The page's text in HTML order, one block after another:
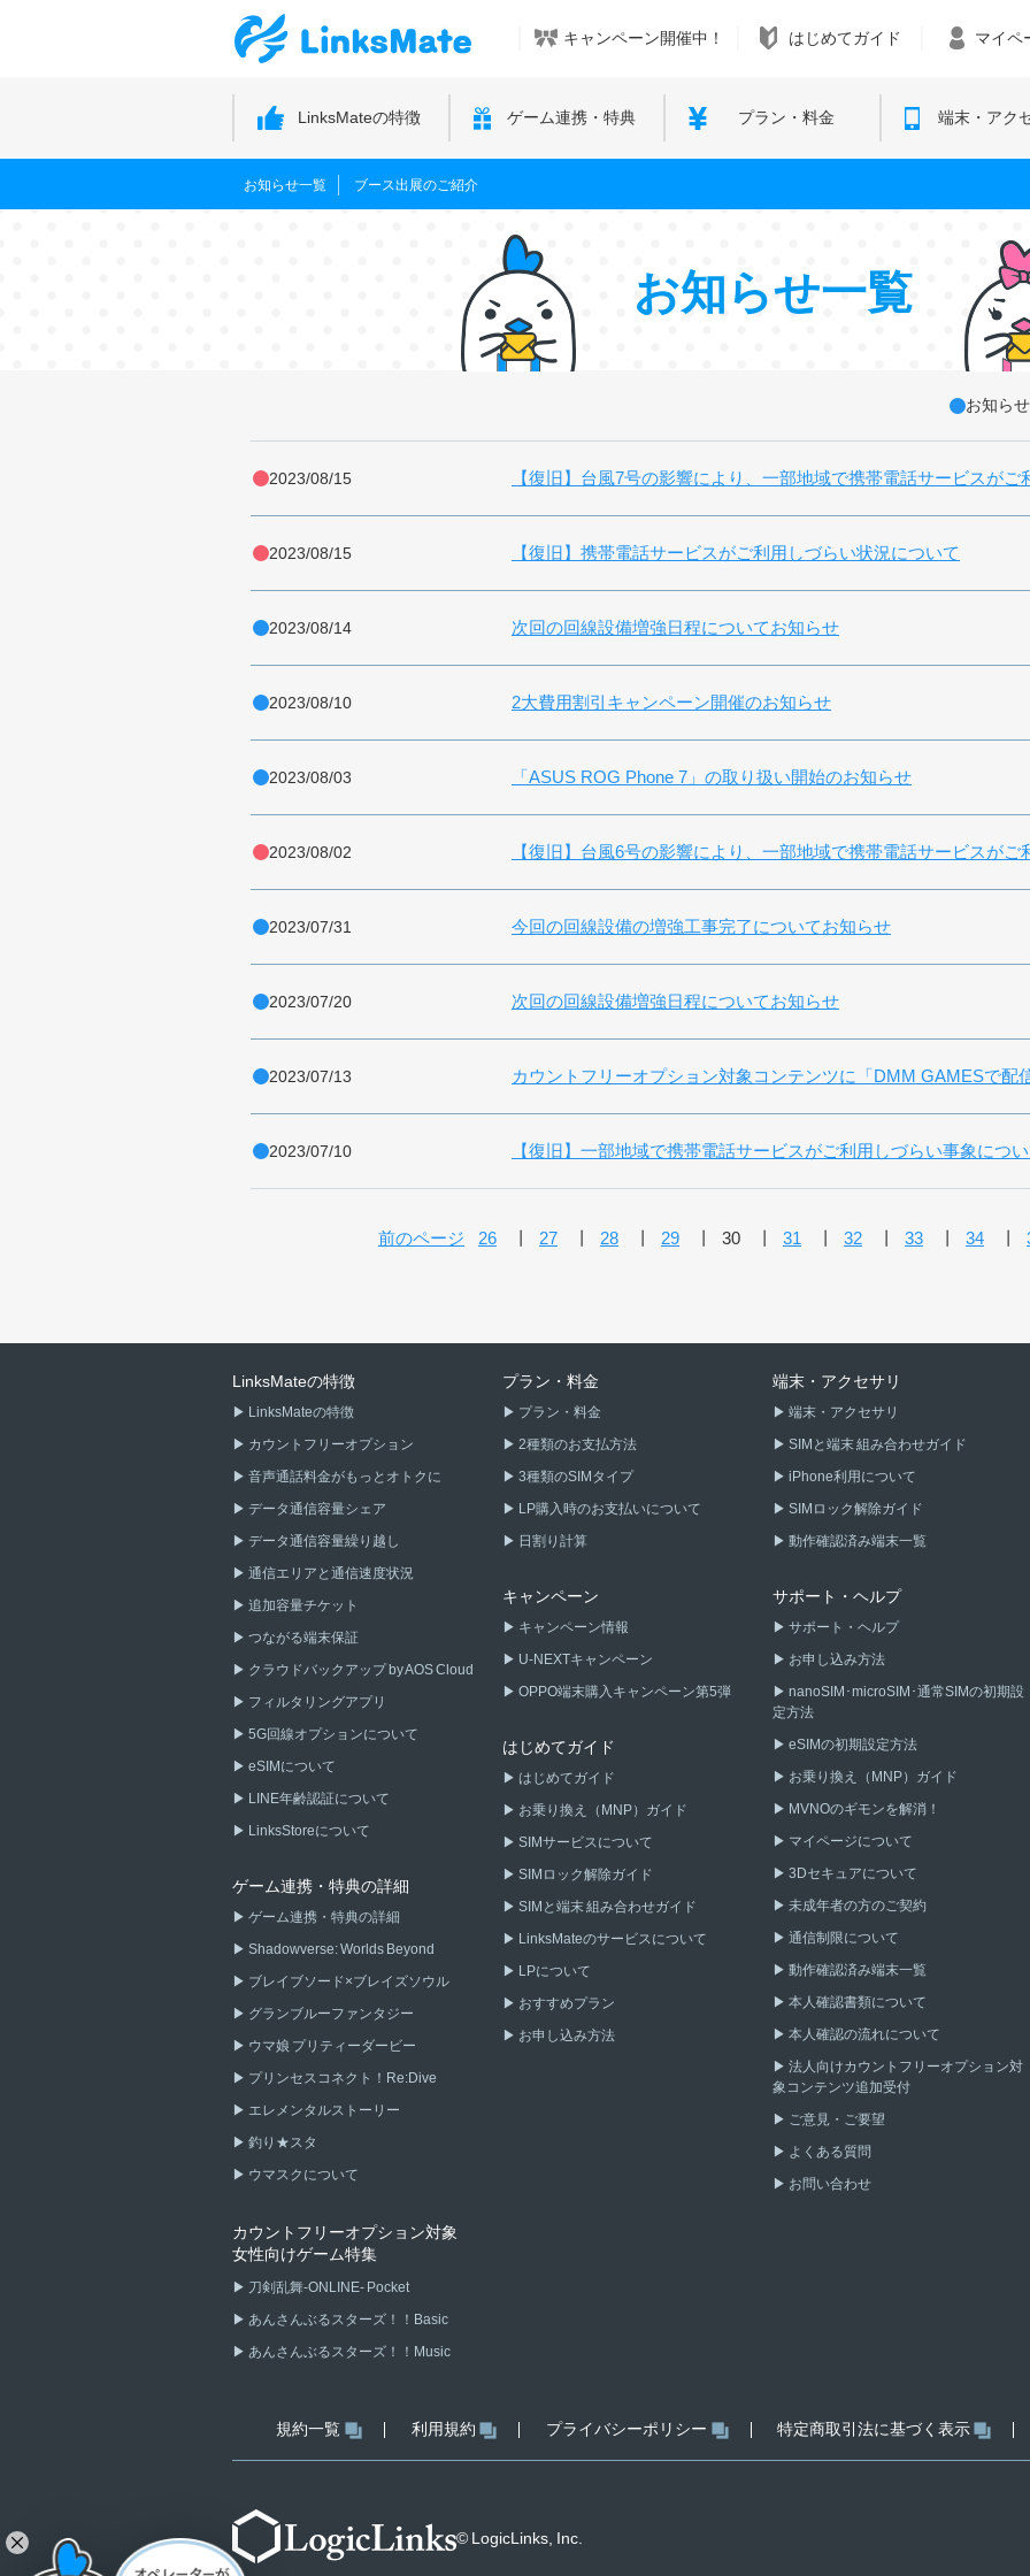
キャンペーン開催中！ はじめてガイド マイペ
LinksMateの特徴 ゲーム連携・特典 プラン・料金 端末・アク
お知らせ一覧 ブース出展のご紹介
お知らせ一覧
お知らせ
2023/08/15 【復旧】台風7号の影響により、一部地域で携帯電話サービスがご
2023/08/15 【復旧】携帯電話サービスがご利用しづらい状況について
2023/08/14 次回の回線設備増強日程についてお知らせ
2023/08/10 2大費用割引キャンペーン開催のお知らせ
2023/08/03 「ASUS ROG Phone 7」の取り扱い開始のお知らせ
2023/08/02 【復旧】台風6号の影響により、一部地域で携帯電話サービスがご
2023/07/31 今回の回線設備の増強工事完了についてお知らせ
2023/07/20 次回の回線設備増強日程についてお知らせ
2023/07/13 カウントフリーオプション対象コンテンツに「DMM GAMESで配
2023/07/10 【復旧】一部地域で携帯電話サービスがご利用しづらい事象につ
前のページ 26 27 28 29 30 31 32 33 34
LinksMateの特徴
LinksMateの特徴
カウントフリーオプション
音声通話料金がもっとオトクに
データ通信容量シェア
データ通信容量繰り越し
通信エリアと通信速度状況
追加容量チケット
つながる端末保証
クラウドバックアップ by AOS Cloud
フィルタリングアプリ
5G回線オプションについて
eSIMについて
LINE年齢認証について
LinksStoreについて
ゲーム連携・特典の詳細
ゲーム連携・特典の詳細
Shadowverse: Worlds Beyond
ブレイブソード×ブレイズソウル
グランブルーファンタジー
ウマ娘 プリティーダービー
プリンセスコネクト！Re:Dive
エレメンタルストーリー
釣り★スタ
ウマスクについて
カウントフリーオプション対象
女性向けゲーム特集
刀剣乱舞-ONLINE- Pocket
あんさんぶるスターズ！！Basic
あんさんぶるスターズ！！Music
プラン・料金
プラン・料金
2種類のお支払方法
3種類のSIMタイプ
LP購入時のお支払いについて
日割り計算
キャンペーン
キャンペーン情報
U-NEXTキャンペーン
OPPO端末購入キャンペーン第5弾
はじめてガイド
はじめてガイド
お乗り換え（MNP）ガイド
SIMサービスについて
SIMロック解除ガイド
SIMと端末 組み合わせガイド
LinksMateのサービスについて
LPについて
おすすめプラン
お申し込み方法
端末・アクセサリ
端末・アクセサリ
SIMと端末 組み合わせガイド
iPhone利用について
SIMロック解除ガイド
動作確認済み端末一覧
サポート・ヘルプ
サポート・ヘルプ
お申し込み方法
nanoSIM･microSIM･通常SIMの初期設
定方法
eSIMの初期設定方法
お乗り換え（MNP）ガイド
MVNOのギモンを解消！
マイページについて
3Dセキュアについて
未成年者の方のご契約
通信制限について
動作確認済み端末一覧
本人確認書類について
本人確認の流れについて
法人向けカウントフリーオプション対
象コンテンツ追加受付
ご意見・ご要望
よくある質問
お問い合わせ
規約一覧 利用規約 プライバシーポリシー 特定商取引法に基づく表示
© LogicLinks, Inc.